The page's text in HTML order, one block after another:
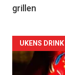
grillen
Forsiden
akkurat
UKENS DRINK